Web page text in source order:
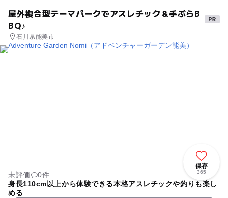
屋外複合型テーマパークでアスレチック＆手ぶらB
BQ♪
石川県能美市
保存
365
未評価
0件
身長110cm以上から体験できる本格アスレチックや釣りも楽し
める